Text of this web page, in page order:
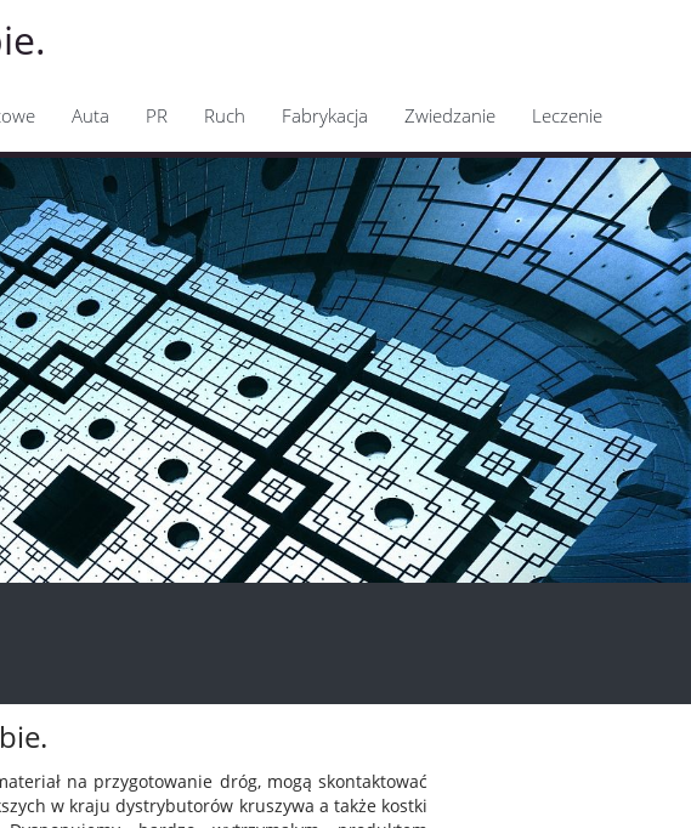
Auta PR Ruch Fabrykacja Zwiedzanie Leczenie
na przygotowanie dróg, mogą skontaktować
w kraju dystrybutorów kruszywa a także kostki